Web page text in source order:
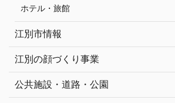
ホテル・旅館
江別市情報
江別の顔づくり事業
公共施設・道路・公園